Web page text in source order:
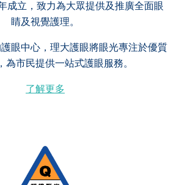
成立，致力為大眾提供及推廣全面眼
睛及視覺護理。
眼中心，理大護眼將眼光專注於優質
為市民提供一站式護眼服務。
了解更多